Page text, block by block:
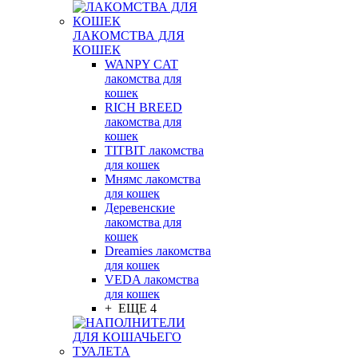
ЛАКОМСТВА ДЛЯ
КОШЕК
WANPY CAT
лакомства для
кошек
RICH BREED
лакомства для
кошек
TITBIT лакомства
для кошек
Мнямс лакомства
для кошек
Деревенские
лакомства для
кошек
Dreamies лакомства
для кошек
VEDA лакомства
для кошек
+ ЕЩЕ 4